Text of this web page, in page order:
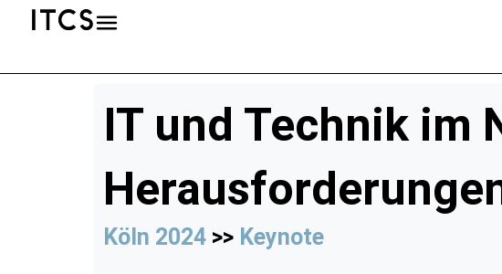
IT und Technik im
Köln 2024 >> Keynote